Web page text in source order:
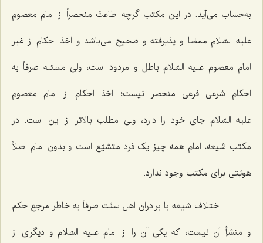
به‌حساب می‌آید. در این مکتب گرچه اطاعتْ منحصراً از امام معصوم
علیه السّلام ممضا و پذیرفته و صحیح می‌باشد و اخذ احکام از غیر
امام معصوم علیه السّلام باطل و مردود است، ولی مسئله صرفاً به
احکام شرعی فرعی منحصر نیست؛ اخذ احکام از امام معصوم
علیه السّلام جای خود را دارد، ولی مطلب بالاتر از این است. در
مکتب شیعه، امام همه چیز یک فرد متشیّع است و بدون امام اصلاً
هویّتی برای مکتب وجود ندارد.
اختلاف شیعه با برادران اهل سنّت صرفاً به خاطر مرجع حکم
و منشأِ آن نیست، که یکی آن را از امام علیه السّلام و دیگری از